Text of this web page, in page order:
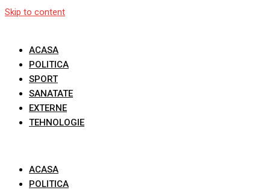
Skip to content
ACASA
POLITICA
SPORT
SANATATE
EXTERNE
TEHNOLOGIE
ACASA
POLITICA